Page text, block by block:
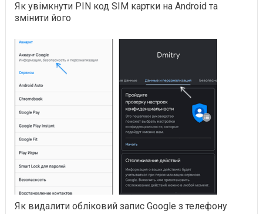
Як увімкнути PIN код SIM картки на Android та
змінити його
Як видалити обліковий запис Google з телефону